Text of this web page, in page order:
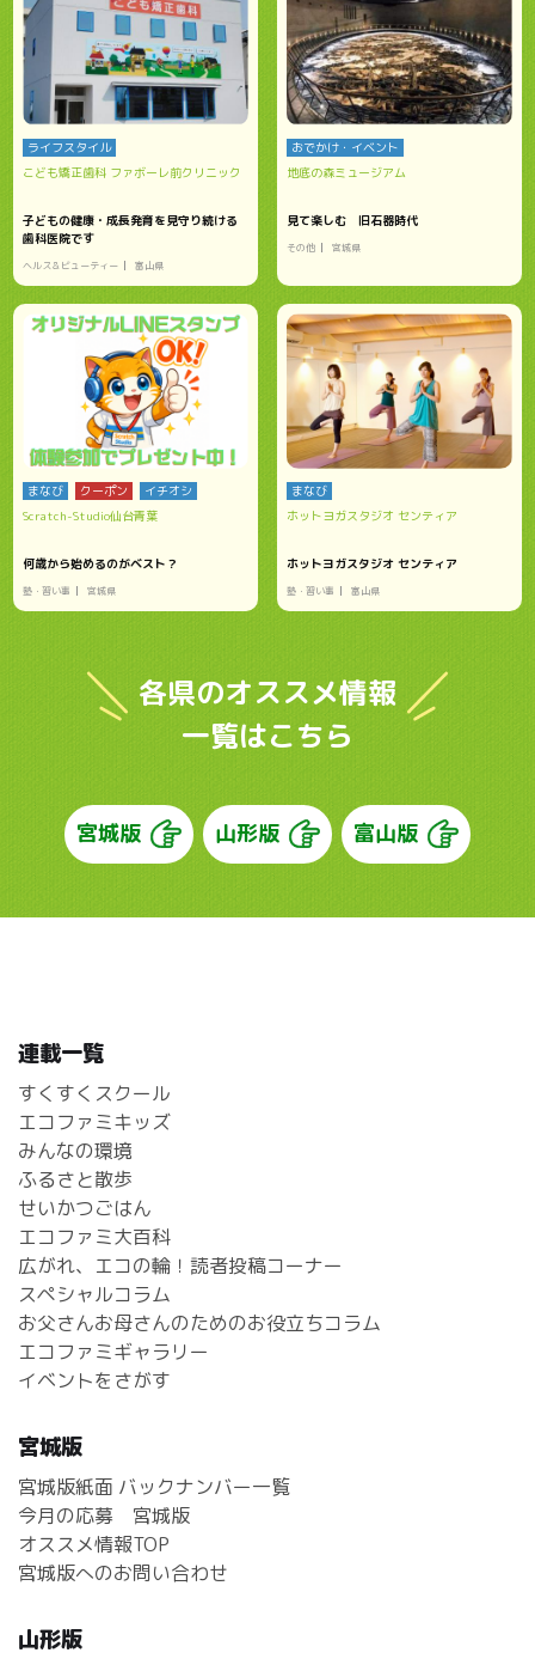
ライフスタイル
こども矯正歯科 ファボーレ前クリニック
子どもの健康・成長発育を見守り続ける
歯科医院です
ヘルス＆ビューティー 富山県
おでかけ・イベント
地底の森ミュージアム
見て楽しむ 旧石器時代
その他 宮城県
まなび クーポン
イチオシ
Scratch-Studio仙台青葉
何歳から始めるのがベスト？
塾・習い事 宮城県
まなび
ホットヨガスタジオ センティア
ホットヨガスタジオ センティア
塾・習い事 富山県
各県のオススメ情報
一覧はこちら
宮城版 山形版 富山版
連載一覧
すくすくスクール
エコファミキッズ
みんなの環境
ふるさと散歩
せいかつごはん
エコファミ大百科
広がれ、エコの輪！読者投稿コーナー
スペシャルコラム
お父さんお母さんのためのお役立ちコラム
エコファミギャラリー
イベントをさがす
宮城版
宮城版紙面 バックナンバー一覧
今月の応募 宮城版
オススメ情報TOP
宮城版へのお問い合わせ
山形版